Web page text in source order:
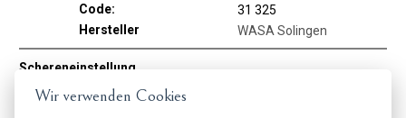
Code:
31 325
Hersteller
WASA Solingen
Schereneinstellung
Zum Sticken
Wir verwenden Cookies